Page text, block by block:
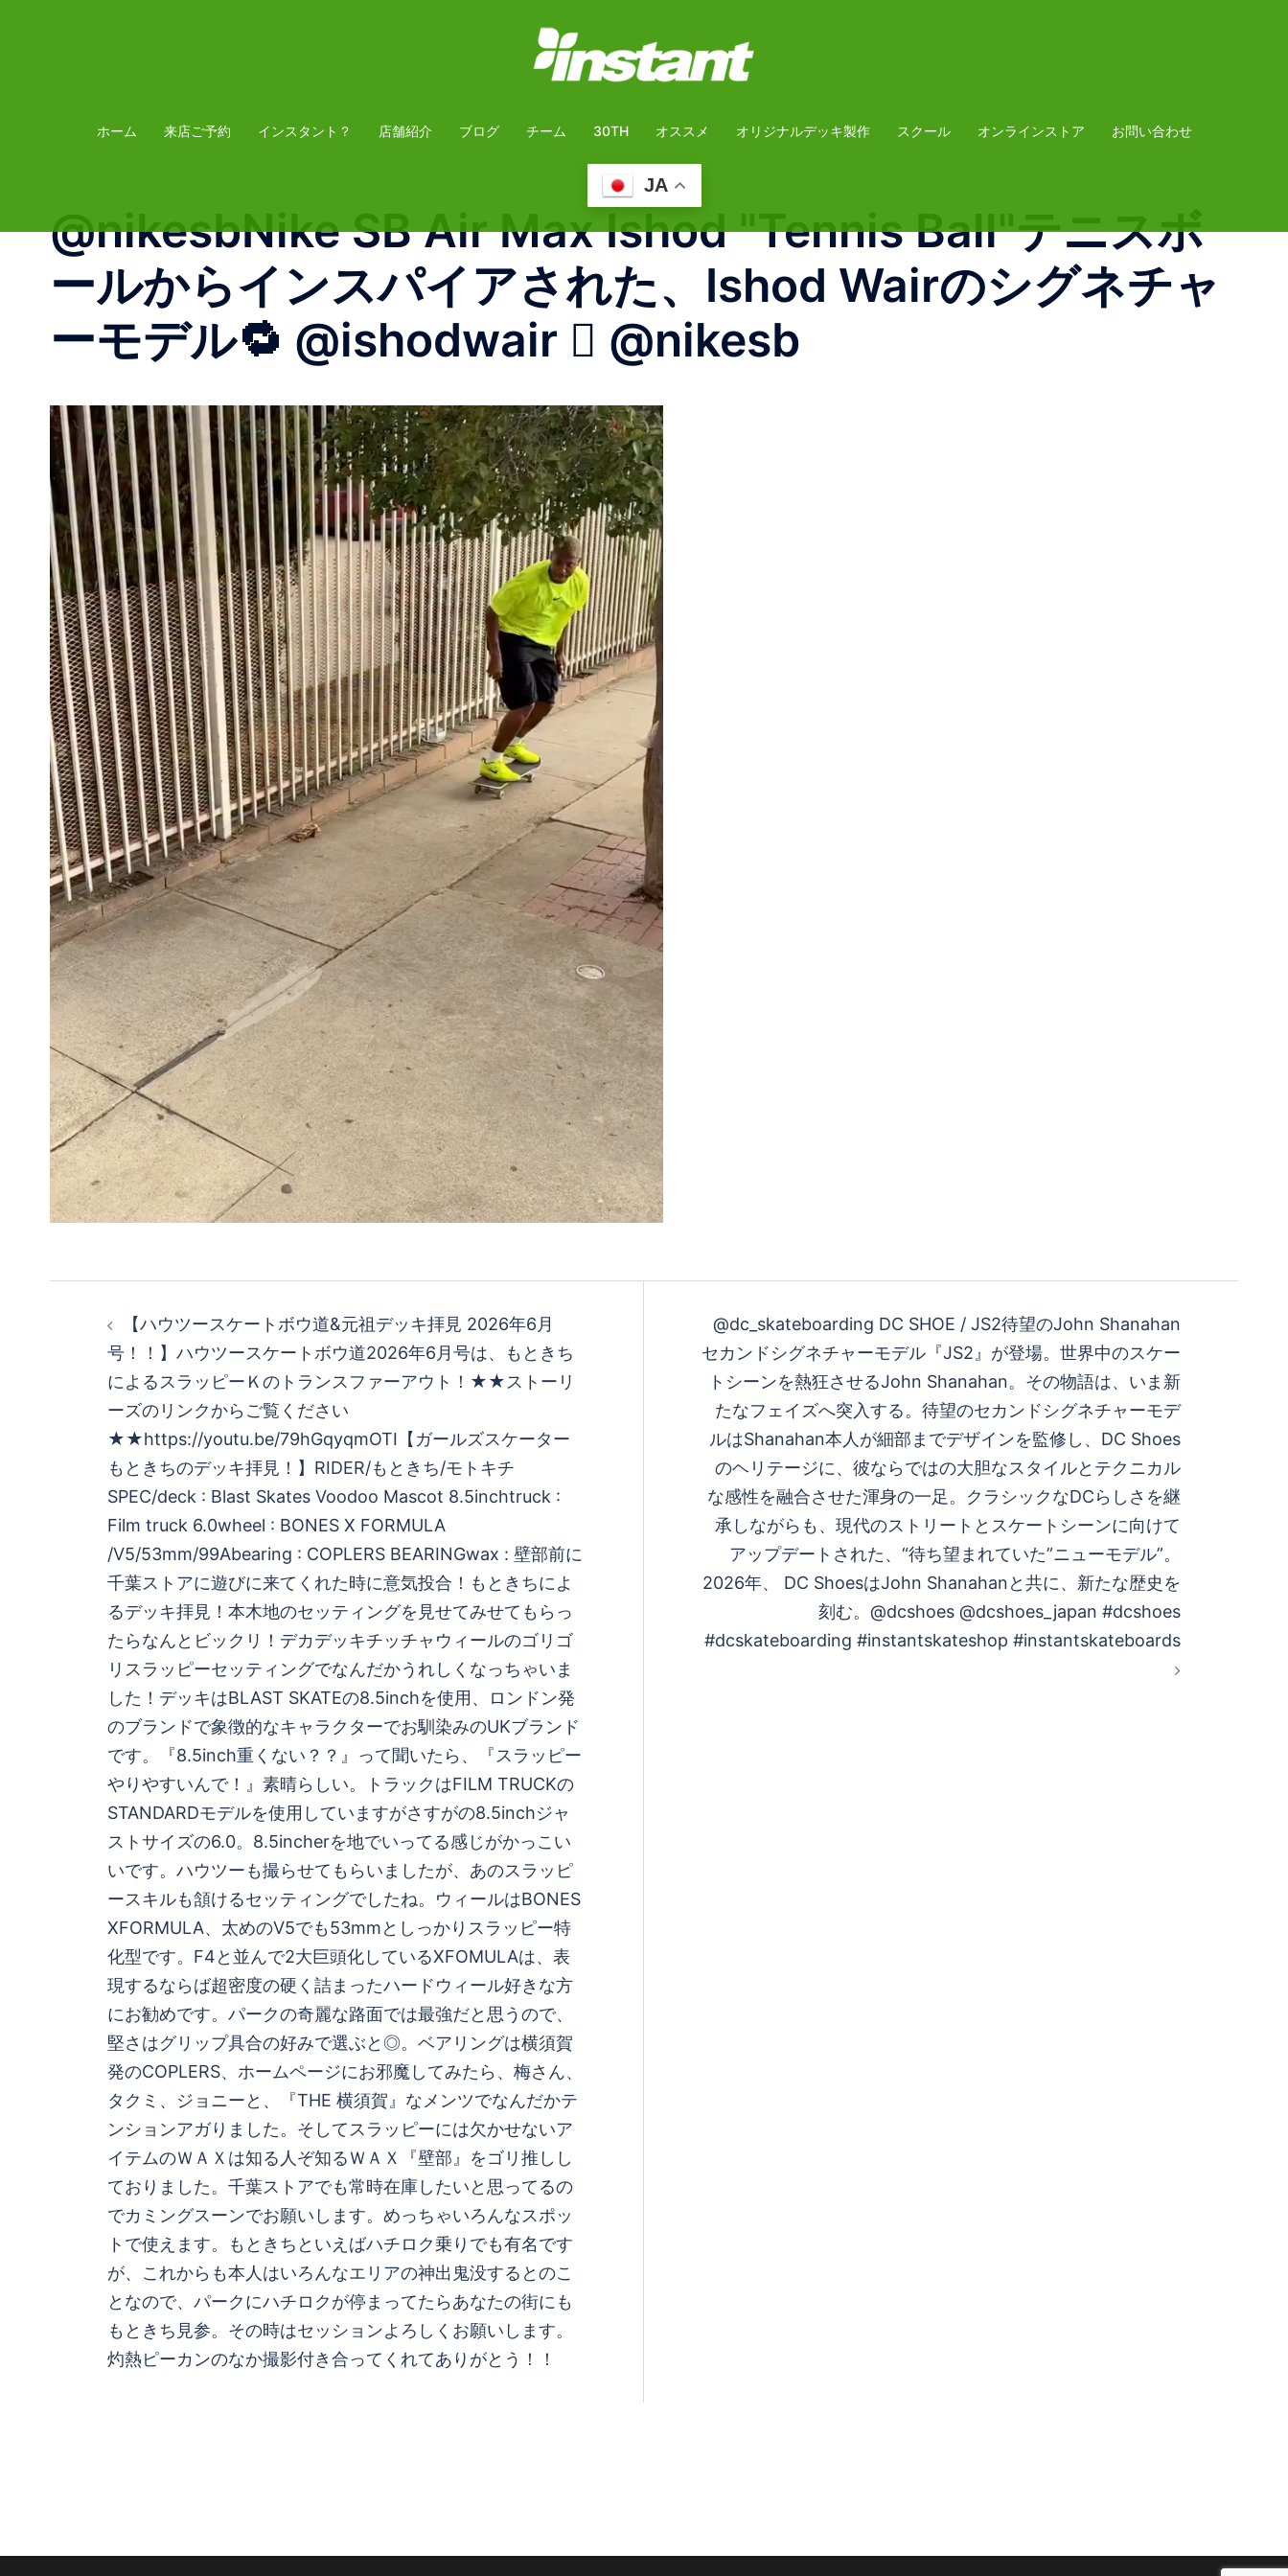
ホーム 来店ご予約 インスタント？ 店舗紹介 ブログ チーム 30TH オススメ オリジナルデッキ製作 スクール オンラインストア お問い合わせ
JA
@nikesbNike SB Air Max Ishod "Tennis Ball"テニスボ
ールからインスパイアされた、Ishod Wairのシグネチャ
ーモデル🔁 @ishodwair 🏾 @nikesb
【ハウツースケートボウ道&元祖デッキ拝見 2026年6月
号！！】ハウツースケートボウ道2026年6月号は、もときち
によるスラッピーＫのトランスファーアウト！★★ストーリ
ーズのリンクからご覧ください
★★https://youtu.be/79hGqyqmOTI【ガールズスケーター
もときちのデッキ拝見！】RIDER/もときち/モトキチ
SPEC/deck : Blast Skates Voodoo Mascot 8.5inchtruck :
Film truck 6.0wheel : BONES X FORMULA
/V5/53mm/99Abearing : COPLERS BEARINGwax : 壁部前に
千葉ストアに遊びに来てくれた時に意気投合！もときちによ
るデッキ拝見！本木地のセッティングを見せてみせてもらっ
たらなんとビックリ！デカデッキチッチャウィールのゴリゴ
リスラッピーセッティングでなんだかうれしくなっちゃいま
した！デッキはBLAST SKATEの8.5inchを使用、ロンドン発
のブランドで象徴的なキャラクターでお馴染みのUKブランド
です。『8.5inch重くない？？』って聞いたら、『スラッピー
やりやすいんで！』素晴らしい。トラックはFILM TRUCKの
STANDARDモデルを使用していますがさすがの8.5inchジャ
ストサイズの6.0。8.5incherを地でいってる感じがかっこい
いです。ハウツーも撮らせてもらいましたが、あのスラッピ
ースキルも頷けるセッティングでしたね。ウィールはBONES
XFORMULA、太めのV5でも53mmとしっかりスラッピー特
化型です。F4と並んで2大巨頭化しているXFOMULAは、表
現するならば超密度の硬く詰まったハードウィール好きな方
にお勧めです。パークの奇麗な路面では最強だと思うので、
堅さはグリップ具合の好みで選ぶと◎。ベアリングは横須賀
発のCOPLERS、ホームページにお邪魔してみたら、梅さん、
タクミ、ジョニーと、『THE 横須賀』なメンツでなんだかテ
ンションアガりました。そしてスラッピーには欠かせないア
イテムのＷＡＸは知る人ぞ知るＷＡＸ『壁部』をゴリ推しし
ておりました。千葉ストアでも常時在庫したいと思ってるの
でカミングスーンでお願いします。めっちゃいろんなスポッ
トで使えます。もときちといえばハチロク乗りでも有名です
が、これからも本人はいろんなエリアの神出鬼没するとのこ
となので、パークにハチロクが停まってたらあなたの街にも
もときち見参。その時はセッションよろしくお願いします。
灼熱ピーカンのなか撮影付き合ってくれてありがとう！！
@dc_skateboarding DC SHOE / JS2待望のJohn Shanahan
セカンドシグネチャーモデル『JS2』が登場。世界中のスケー
トシーンを熱狂させるJohn Shanahan。その物語は、いま新
たなフェイズへ突入する。待望のセカンドシグネチャーモデ
ルはShanahan本人が細部までデザインを監修し、DC Shoes
のヘリテージに、彼ならではの大胆なスタイルとテクニカル
な感性を融合させた渾身の一足。クラシックなDCらしさを継
承しながらも、現代のストリートとスケートシーンに向けて
アップデートされた、“待ち望まれていた”ニューモデル”。
2026年、 DC ShoesはJohn Shanahanと共に、新たな歴史を
刻む。@dcshoes @dcshoes_japan #dcshoes
#dcskateboarding #instantskateshop #instantskateboards